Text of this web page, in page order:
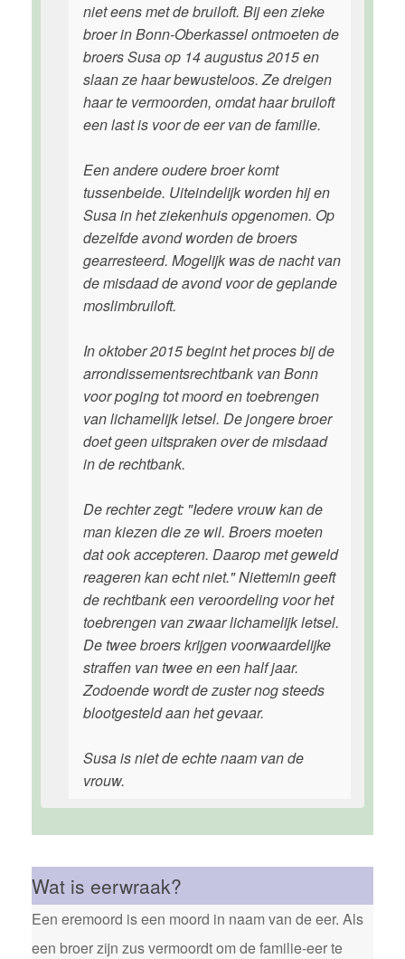
niet eens met de bruiloft. Bij een zieke
broer in Bonn-Oberkassel ontmoeten de
broers Susa op 14 augustus 2015 en
slaan ze haar bewusteloos. Ze dreigen
haar te vermoorden, omdat haar bruiloft
een last is voor de eer van de familie.
Een andere oudere broer komt
tussenbeide. Uiteindelijk worden hij en
Susa in het ziekenhuis opgenomen. Op
dezelfde avond worden de broers
gearresteerd. Mogelijk was de nacht van
de misdaad de avond voor de geplande
moslimbruiloft.
In oktober 2015 begint het proces bij de
arrondissementsrechtbank van Bonn
voor poging tot moord en toebrengen
van lichamelijk letsel. De jongere broer
doet geen uitspraken over de misdaad
in de rechtbank.
De rechter zegt: "Iedere vrouw kan de
man kiezen die ze wil. Broers moeten
dat ook accepteren. Daarop met geweld
reageren kan echt niet." Niettemin geeft
de rechtbank een veroordeling voor het
toebrengen van zwaar lichamelijk letsel.
De twee broers krijgen voorwaardelijke
straffen van twee en een half jaar.
Zodoende wordt de zuster nog steeds
blootgesteld aan het gevaar.
Susa is niet de echte naam van de
vrouw.
Wat is eerwraak?
Een eremoord is een moord in naam van de eer. Als
een broer zijn zus vermoordt om de familie-eer te